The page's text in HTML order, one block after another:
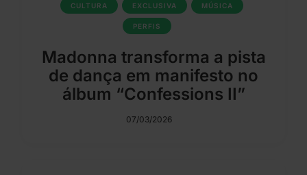
CULTURA EXCLUSIVA MÚSICA
PERFIS
Madonna transforma a pista
de dança em manifesto no
álbum “Confessions II”
07/03/2026